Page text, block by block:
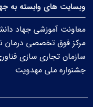
وبسایت های وابسته به
معاونت آموزشی جهاد
مرکز فوق تخصصی درمان
سازمان تجاری سازی
جشنواره ملی مهدویت